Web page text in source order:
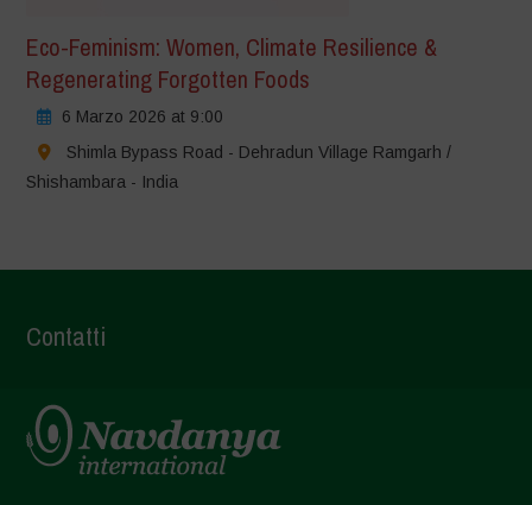
Eco-Feminism: Women, Climate Resilience &
Regenerating Forgotten Foods
6 Marzo 2026 at 9:00
Shimla Bypass Road - Dehradun Village Ramgarh /
Shishambara - India
Contatti